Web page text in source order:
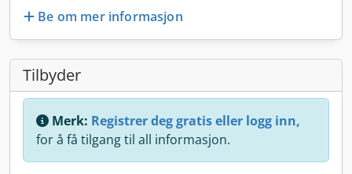
Be om mer informasjon
Tilbyder
Merk: Registrer deg gratis eller logg inn,
for å få tilgang til all informasjon.